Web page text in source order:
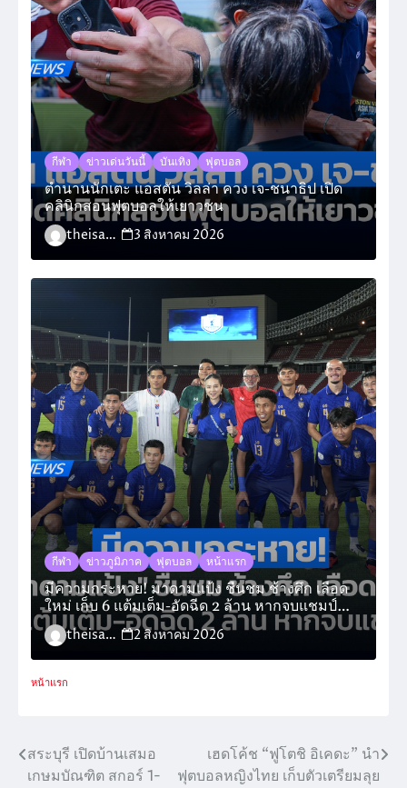
กีฬา ข่าวเด่นวันนี้ บันเทิง ฟุตบอล
ตำนานนักเตะ แอสตัน วิลล่า ควง เจ-ชนาธิป เปิด
คลินิกสอนฟุตบอลให้เยาวชน
theisara_admin 3 สิงหาคม 2026
กีฬา ข่าวภูมิภาค ฟุตบอล หน้าแรก
มีความกระหาย! มาดามแป้ง ชื่นชม ช้างศึก เลือด
ใหม่ เก็บ 6 แต้มเต็ม-อัดฉีด 2 ล้าน หากจบแชมป์
กลุ่ม
theisara_admin 2 สิงหาคม 2026
หน้าแรก
แนะแนว
สระบุรี เปิดบ้านเสมอ
เกษมบัณฑิต สกอร์ 1-
เฮดโค้ช “ฟูโตชิ อิเคดะ” นำ
ฟุตบอลหญิงไทย เก็บตัวเตรียมลุย